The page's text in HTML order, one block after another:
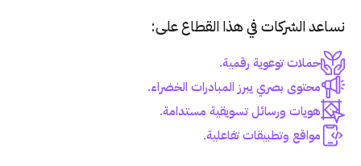
نساعد الشركات في هذا القطاع على:
حملات توعوية رقمية.
محتوى بصري يبرز المبادرات الخضراء.
هويات ورسائل تسويقية مستدامة.
مواقع وتطبيقات تفاعلية.